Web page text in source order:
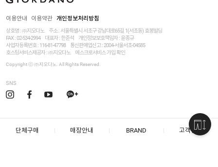
이용안내 이용약관 개인정보처리방침
상호명 : ㈜지오다노
주소 : 서울특별시 서초구 강남대로65길 1(서초동) 효봉빌딩
FAX : 02-534-2994
대표자 : 한준석 개인정보보호책임자 : 윤종규
사업자등록번호 : 116-81-47798
통신판매업신고 : 2004-서울서초-04585
호스팅서비스제공자 : ㈜지오다노
에스크로서비스 가입 확인
Copyright ⓒ ㈜지오다노. All Rights Reserved.
SNS
단체구매 매장안내 BRAND 고객센터